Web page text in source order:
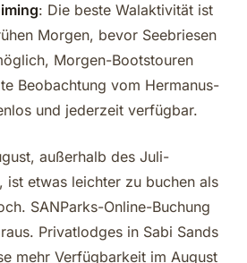
: Die beste Walaktivität ist
Morgen, bevor Seebriesen
Morgen-Bootstouren
Beobachtung vom Hermanus-
und jederzeit verfügbar.
außerhalb des Juli-
ist etwas leichter zu buchen als
SANParks-Online-Buchung
Privatlodges in Sabi Sands
mehr Verfügbarkeit im August